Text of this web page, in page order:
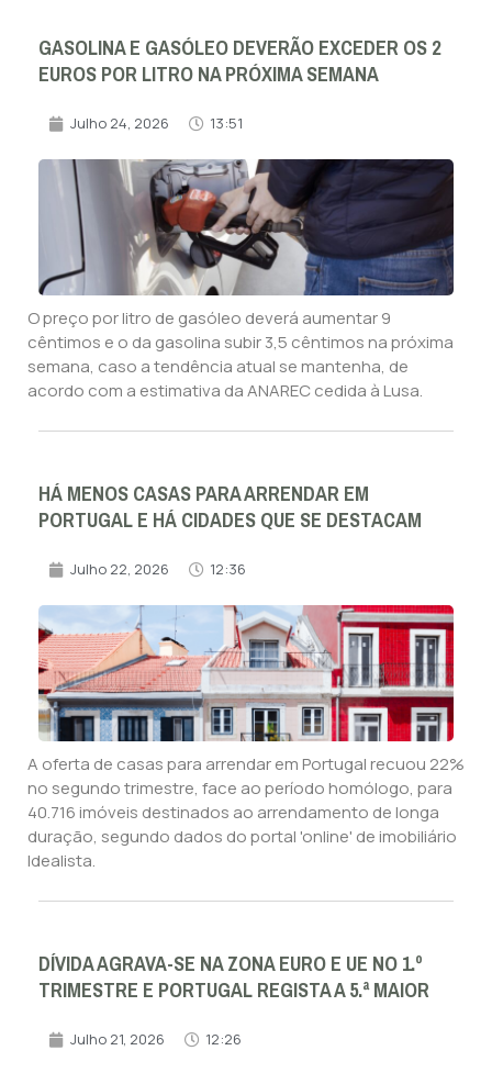
GASOLINA E GASÓLEO DEVERÃO EXCEDER OS 2
EUROS POR LITRO NA PRÓXIMA SEMANA
Julho 24, 2026 13:51
O preço por litro de gasóleo deverá aumentar 9
cêntimos e o da gasolina subir 3,5 cêntimos na próxima
semana, caso a tendência atual se mantenha, de
acordo com a estimativa da ANAREC cedida à Lusa.
HÁ MENOS CASAS PARA ARRENDAR EM
PORTUGAL E HÁ CIDADES QUE SE DESTACAM
Julho 22, 2026 12:36
A oferta de casas para arrendar em Portugal recuou 22%
no segundo trimestre, face ao período homólogo, para
40.716 imóveis destinados ao arrendamento de longa
duração, segundo dados do portal 'online' de imobiliário
Idealista.
DÍVIDA AGRAVA-SE NA ZONA EURO E UE NO 1.º
TRIMESTRE E PORTUGAL REGISTA A 5.ª MAIOR
Julho 21, 2026 12:26